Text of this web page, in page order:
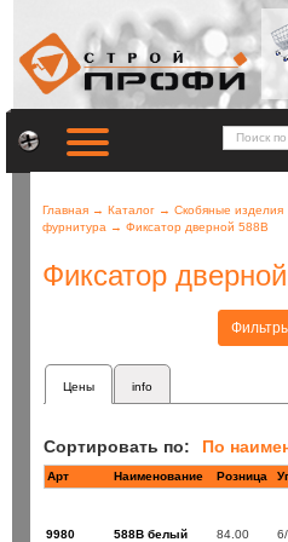
Главная → Каталог → Скобяные изделия
фурнитура → Фиксатор дверной 588В
Фиксатор
Цены info
Сортировать по: По
Арт Наименование Розница
9980 588В белый 84.00